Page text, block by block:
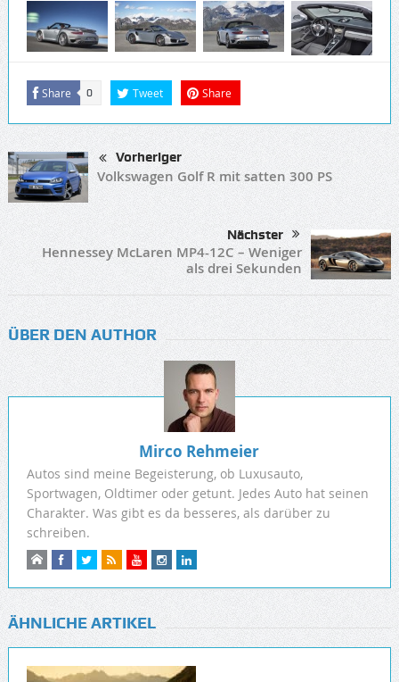
Share 0 Tweet Share
Vorheriger
Volkswagen Golf R mit satten 300 PS
Nächster
Hennessey McLaren MP4-12C – Weniger
als drei Sekunden
ÜBER DEN AUTHOR
Mirco Rehmeier
Autos sind meine Begeisterung, ob Luxusauto,
Sportwagen, Oldtimer oder getunt. Jedes Auto hat seinen
Charakter. Was gibt es da besseres, als darüber zu
schreiben.
ÄHNLICHE ARTIKEL